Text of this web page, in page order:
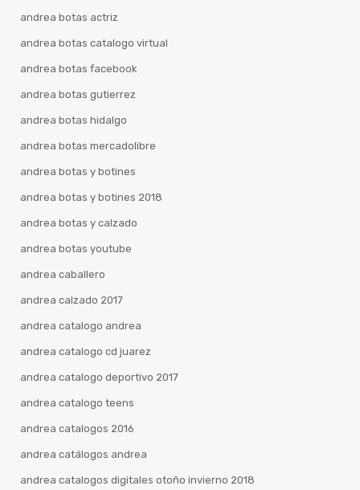
andrea botas actriz
andrea botas catalogo virtual
andrea botas facebook
andrea botas gutierrez
andrea botas hidalgo
andrea botas mercadolibre
andrea botas y botines
andrea botas y botines 2018
andrea botas y calzado
andrea botas youtube
andrea caballero
andrea calzado 2017
andrea catalogo andrea
andrea catalogo cd juarez
andrea catalogo deportivo 2017
andrea catalogo teens
andrea catalogos 2016
andrea catálogos andrea
andrea catalogos digitales otoño invierno 2018